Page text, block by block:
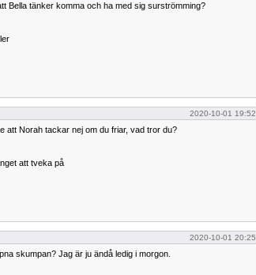
Bella tänker komma och ha med sig surströmming?
2020-10-01 19:52
att Norah tackar nej om du friar, vad tror du?
att tveka på
2020-10-01 20:25
skumpan? Jag är ju ändå ledig i morgon.